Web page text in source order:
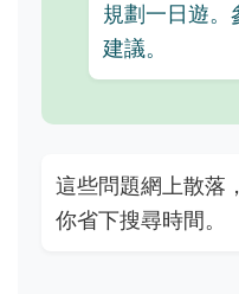
規劃一日遊。
建議。
這些問題網上散落
你省下搜尋時間。